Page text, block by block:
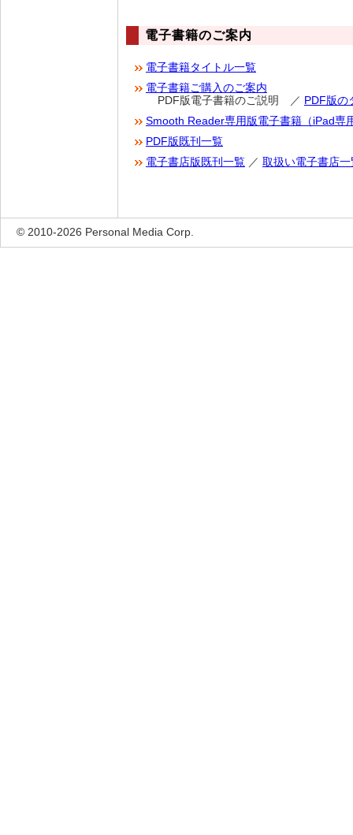
電子書籍のご案内
電子書籍タイトル一覧
電子書籍ご購入のご案内
PDF版電子書籍のご説明 ／ PDF版の
Smooth Reader専用版電子書籍（iPad専
PDF版既刊一覧
電子書店版既刊一覧 ／ 取扱い電子書店一
© 2010-2026 Personal Media Corp.